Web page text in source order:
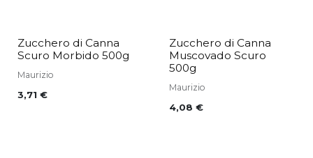
Zucchero di Canna
Scuro Morbido 500g
Maurizio
3,71 €
Zucchero di Canna
Muscovado Scuro
500g
Maurizio
4,08 €